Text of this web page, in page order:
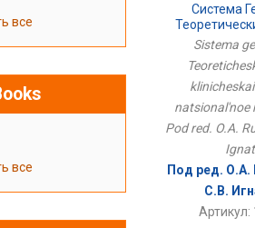
все
все
Система
Sistema
natsional'noe
Pod red. O.A.
Под ред. О.А.
С.В.
Артикул: